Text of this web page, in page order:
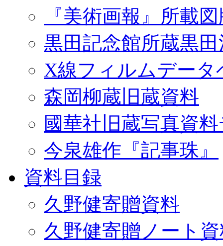
『美術画報』所載
黒田記念館所蔵黒
X線フィルムデータ
森岡柳蔵旧蔵資料
國華社旧蔵写真資
今泉雄作『記事珠』
資料目録
久野健寄贈資料
久野健寄贈ノート